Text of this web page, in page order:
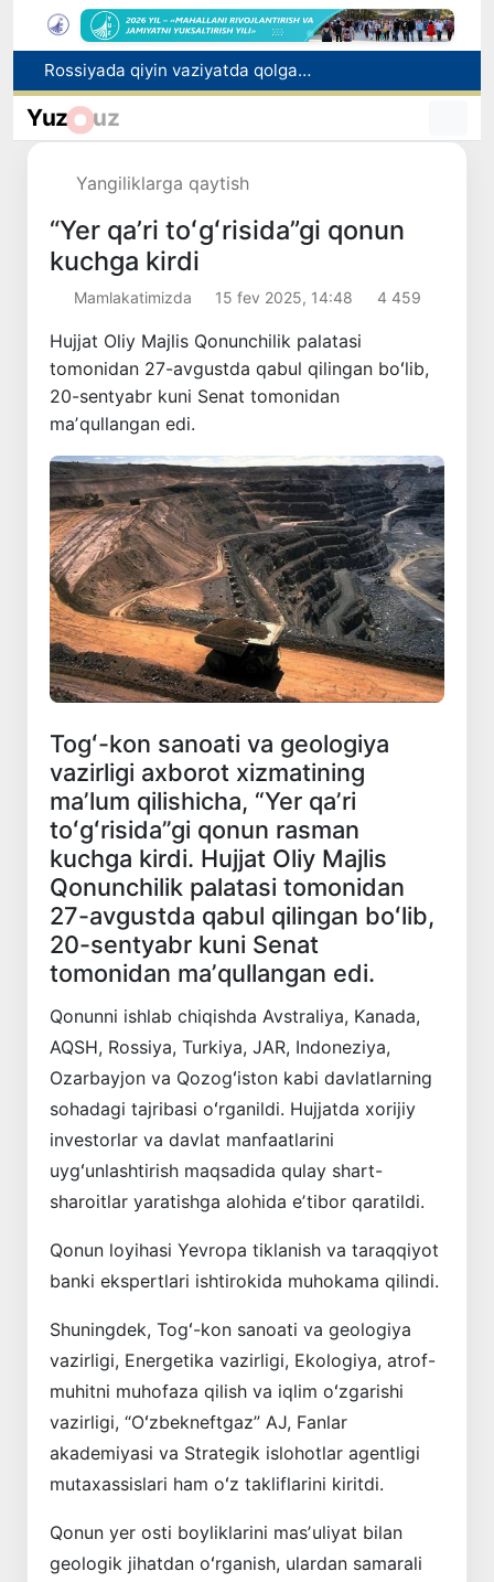
2030 yilgacha xavfli chiqindilarni qayta ishlash darajasi 20 foizga yetkaziladi
Oʻzbekiston ilk bor Xalqaro informatika olimpiadasi — IOI 2026ga mezbonlik qiladi
Yuz uz
Yangiliklarga qaytish
“Yer qaʼri toʻgʻrisida”gi qonun
kuchga kirdi
Mamlakatimizda 15 fev 2025, 14:48 4 459
Hujjat Oliy Majlis Qonunchilik palatasi
tomonidan 27-avgustda qabul qilingan boʻlib,
20-sentyabr kuni Senat tomonidan
maʼqullangan edi.
Togʻ-kon sanoati va geologiya
vazirligi axborot xizmatining
maʼlum qilishicha, “Yer qaʼri
toʻgʻrisida”gi qonun rasman
kuchga kirdi. Hujjat Oliy Majlis
Qonunchilik palatasi tomonidan
27-avgustda qabul qilingan boʻlib,
20-sentyabr kuni Senat
tomonidan maʼqullangan edi.
Qonunni ishlab chiqishda Avstraliya, Kanada,
AQSH, Rossiya, Turkiya, JAR, Indoneziya,
Ozarbayjon va Qozogʻiston kabi davlatlarning
sohadagi tajribasi oʻrganildi. Hujjatda xorijiy
investorlar va davlat manfaatlarini
uygʻunlashtirish maqsadida qulay shart-
sharoitlar yaratishga alohida eʼtibor qaratildi.
Qonun loyihasi Yevropa tiklanish va taraqqiyot
banki ekspertlari ishtirokida muhokama qilindi.
Shuningdek, Togʻ-kon sanoati va geologiya
vazirligi, Energetika vazirligi, Ekologiya, atrof-
muhitni muhofaza qilish va iqlim oʻzgarishi
vazirligi, “Oʻzbekneftgaz” AJ, Fanlar
akademiyasi va Strategik islohotlar agentligi
mutaxassislari ham oʻz takliflarini kiritdi.
Qonun yer osti boyliklarini masʼuliyat bilan
geologik jihatdan oʻrganish, ulardan samarali